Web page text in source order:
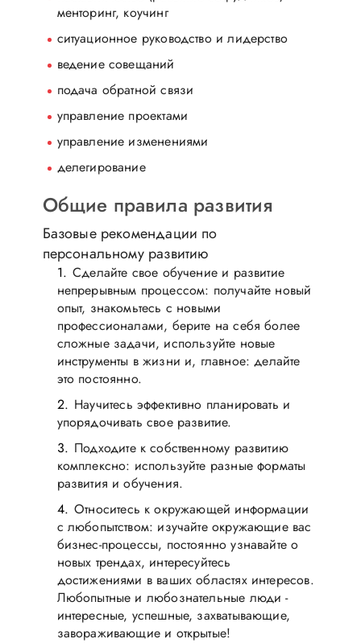
менторинг, коучинг
ситуационное руководство и лидерство
ведение совещаний
подача обратной связи
управление проектами
управление изменениями
делегирование
Общие правила развития
Базовые рекомендации по
персональному развитию
Сделайте свое обучение и развитие
непрерывным процессом: получайте новый
опыт, знакомьтесь с новыми
профессионалами, берите на себя более
сложные задачи, используйте новые
инструменты в жизни и, главное: делайте
это постоянно.
Научитесь эффективно планировать и
упорядочивать свое развитие.
Подходите к собственному развитию
комплексно: используйте разные форматы
развития и обучения.
Относитесь к окружающей информации
с любопытством: изучайте окружающие вас
бизнес-процессы, постоянно узнавайте о
новых трендах, интересуйтесь
достижениями в ваших областях интересов.
Любопытные и любознательные люди -
интересные, успешные, захватывающие,
завораживающие и открытые!